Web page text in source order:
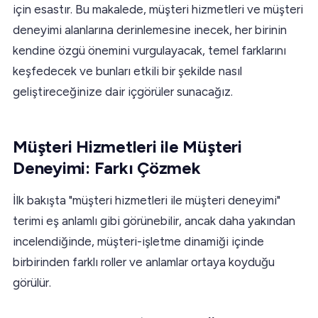
için esastır. Bu makalede, müşteri hizmetleri ve müşteri
deneyimi alanlarına derinlemesine inecek, her birinin
kendine özgü önemini vurgulayacak, temel farklarını
keşfedecek ve bunları etkili bir şekilde nasıl
geliştireceğinize dair içgörüler sunacağız.
Müşteri Hizmetleri ile Müşteri
Deneyimi: Farkı Çözmek
İlk bakışta "müşteri hizmetleri ile müşteri deneyimi"
terimi eş anlamlı gibi görünebilir, ancak daha yakından
incelendiğinde, müşteri-işletme dinamiği içinde
birbirinden farklı roller ve anlamlar ortaya koyduğu
görülür.